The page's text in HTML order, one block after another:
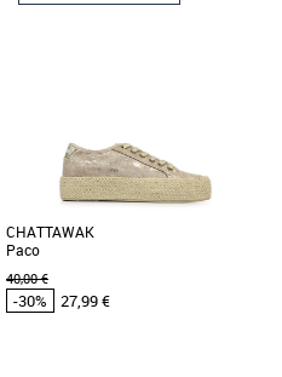
CHATTAWAK
Paco
40,00 €
-30% 27,99 €